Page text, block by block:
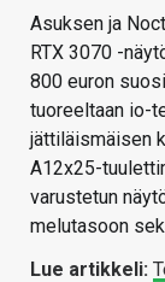
Asuksen ja
RTX 3070 -
800 euron
tuoreeltaan io-
jättiläismäisen
A12x25-
varustetun
melutasoon
Lue artikkeli: